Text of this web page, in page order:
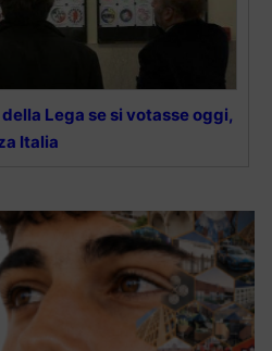
Lega se si votasse oggi,
Italia